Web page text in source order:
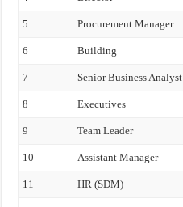
5 Procurement Manager
6 Building
7 Senior Business Analyst
8 Executives
9 Team Leader
10 Assistant Manager
11 HR (SDM)